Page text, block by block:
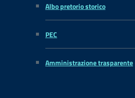
Albo pretorio storico
PEC
Amministrazione trasparente